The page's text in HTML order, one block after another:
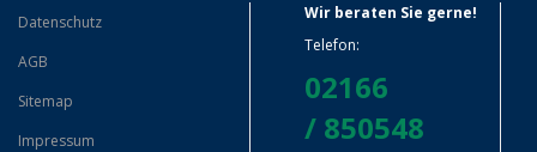
Datenschutz
AGB
Sitemap
Impressum
Wir beraten Sie gerne!
Telefon:
02166
/ 850548